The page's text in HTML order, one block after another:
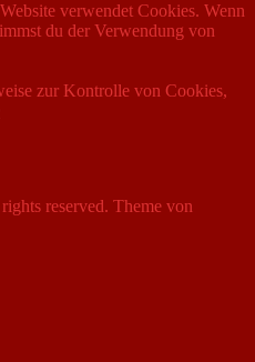
verwendet Cookies. Wenn
du der Verwendung von
zur Kontrolle von Cookies,
reserved. Theme von